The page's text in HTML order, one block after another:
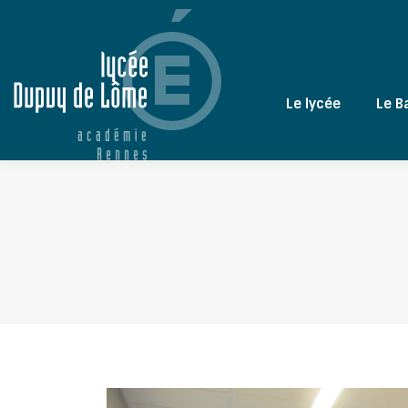
Le lycée Le